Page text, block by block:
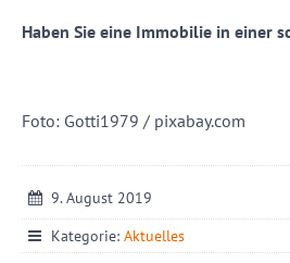
Haben Sie eine Immobilie in einer
Foto: Gotti1979 / pixabay.com
9. August 2019
Kategorie: Aktuelles